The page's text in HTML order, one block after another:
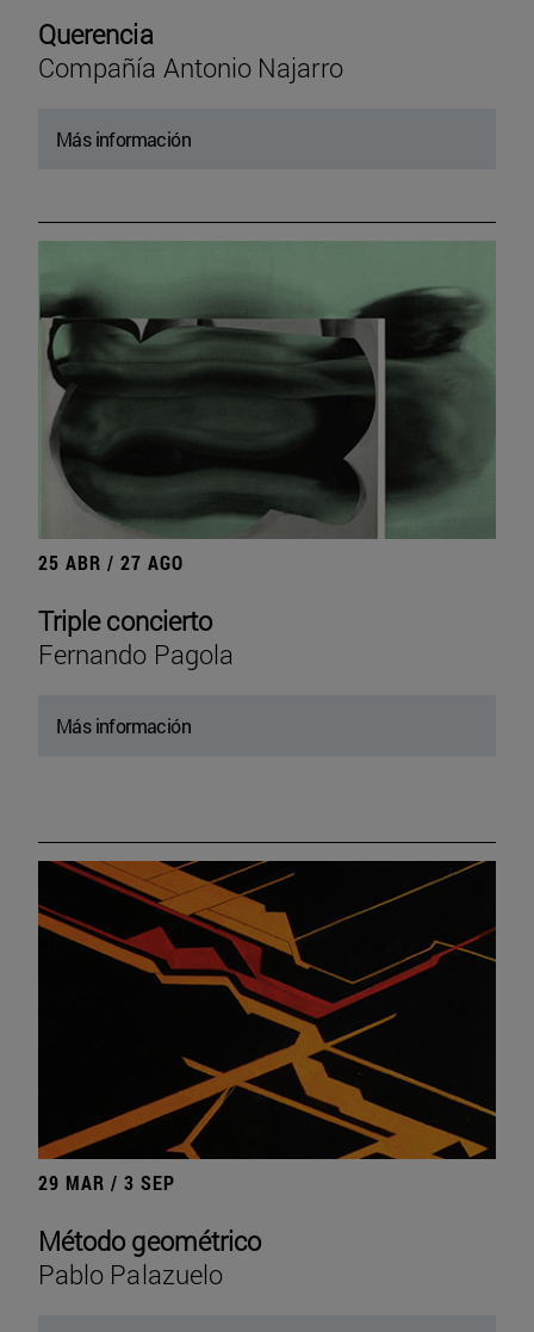
Querencia
Compañía Antonio Najarro
Más información
25 ABR / 27 AGO
Triple concierto
Fernando Pagola
Más información
29 MAR / 3 SEP
Método geométrico
Pablo Palazuelo